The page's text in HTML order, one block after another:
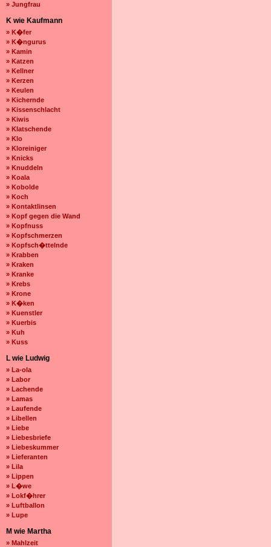
» Jungfrau
K wie Kaufmann
» K�fer
» K�ngurus
» Kamin
» Katzen
» Kellner
» Kerzen
» Keulen
» Kichernde
» Kissenschlacht
» Kiwis
» Klatschende
» Klo
» Kloreiniger
» Knicks
» Knuddeln
» Koala
» Kobolde
» Koch
» Kontaktlinsen
» Kopf gegen die Wand
» Kopfnuss
» Kopfschmerzen
» Kopfsch�ttelnde
» Krabben
» Kraken
» Kranke
» Krebs
» Krone
» K�ken
» Kuenstler
» Kuerbis
» Kuh
» Kuss
L wie Ludwig
» La-ola
» Labor
» Lachende
» Lamas
» Laufende
» Libellen
» Liebe
» Liebesbriefe
» Liebeskummer
» Lieferanten
» Lila
» Lippen
» L�we
» Lokf�hrer
» Luftballon
» Lupe
M wie Martha
» Mahlzeit